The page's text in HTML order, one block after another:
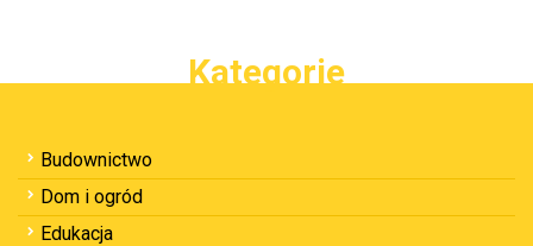
Kategorie
Budownictwo
Dom i ogród
Edukacja